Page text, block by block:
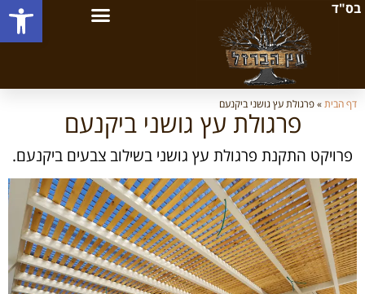
פתח בס"ד
דף הבית»פרגולת עץ גושני ביקנעם
פרגולת עץ גושני ביקנעם
פרויקט התקנת פרגולת עץ גושני בשילוב צבעים ביקנעם.